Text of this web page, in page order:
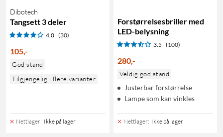
Dibotech
Tangsett 3 deler
4.0 (30)
105,-
God stand
Tilgjengelig i flere varianter
Nettlager: Ikke på lager
Forstørrelsesbriller med
LED-belysning
3.5 (100)
280,-
Veldig god stand
Justerbar forstørrelse
Lampe som kan vinkles
Nettlager: Ikke på lager